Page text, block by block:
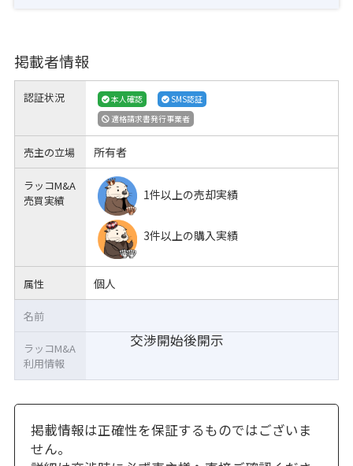
掲載者情報
認証状況 本人確認
SMS認証
適格請求書発行事業者
売主の立場 所有者
ラッコM&A
売買実績
1件以上の売却実績
3件以上の購入実績
属性 個人
交渉開始後開示
名前
ラッコM&A
利用情報
掲載情報は正確性を保証するものではございま
せん。